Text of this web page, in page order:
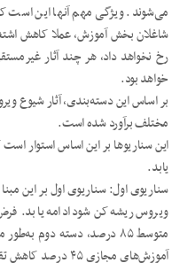
می‌شوند. ویژگی مهم آنها این است
شاغلان بخش آموزش، عملا کاهش
رخ نخواهد داد، هر چند آثار
خواهد بود.
مختلف برآورد شده است.
این سناریوها بر این اساس استوار
یابد.
سناریوی اول: سناریوی اول بر این
ویروس ریشه‌کن شود ادامه یابد.
آموزش‌های مجازی